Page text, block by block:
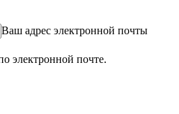
Ваш адрес электронной почты
электронной почте.